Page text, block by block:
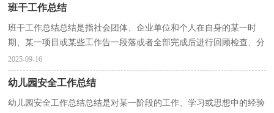
班干工作总结
班干工作总结总结是指社会团体、企业单位和个人在自身的某一时
期、某一项目或某些工作告一段落或者全部完成后进行回顾检查、分
析评价，从而肯定成绩，得到经验，找出差距，得出教训...
2025-09-16
幼儿园安全工作总结
幼儿园安全工作总结总结是对某一阶段的工作、学习或思想中的经验